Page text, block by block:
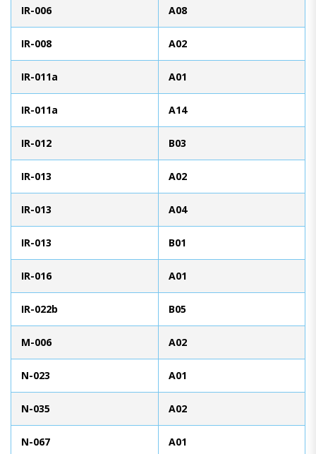
IR-006 A08
IR-008 A02
IR-011a A01
IR-011a A14
IR-012 B03
IR-013 A02
IR-013 A04
IR-013 B01
IR-016 A01
IR-022b B05
M-006 A02
N-023 A01
N-035 A02
N-067 A01